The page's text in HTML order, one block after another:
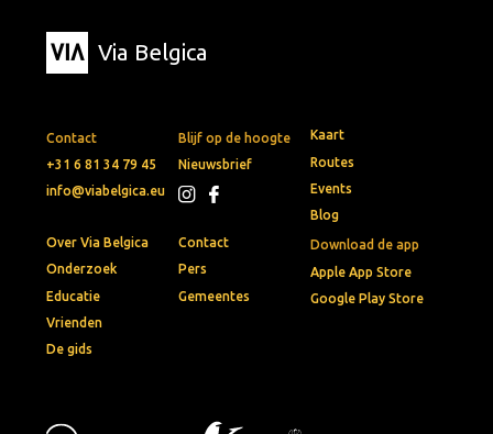
Via Belgica
Contact
+31 6 81 34 79 45
info@viabelgica.eu
Blijf op de hoogte
Nieuwsbrief
Download de app
Apple App Store
Google Play Store
Kaart
Routes
Events
Blog
Over Via Belgica
Onderzoek
Educatie
Vrienden
De gids
Contact
Pers
Gemeentes